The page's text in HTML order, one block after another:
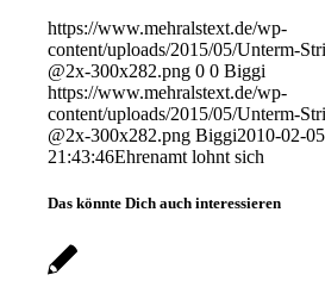
https://www.mehralstext.de/wp-
content/uploads/2015/05/Unterm-
@2x-300x282.png 0 0 Biggi
https://www.mehralstext.de/wp-
content/uploads/2015/05/Unterm-
@2x-300x282.png Biggi2010-02-
21:43:46Ehrenamt lohnt sich
Das könnte Dich auch interessieren